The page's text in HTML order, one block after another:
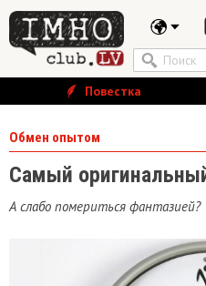
Повестка
Обмен опытом
Самый
А слабо помериться фантазией?